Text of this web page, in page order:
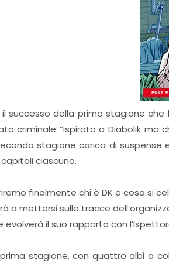
il successo della prima stagione
criminale “ispirato a Diabolik ma
stagione carica di
ciascuno.
finalmente chi è DK e cosa si
a mettersi sulle tracce
evolverà il suo rapporto con
stagione, con quattro albi a